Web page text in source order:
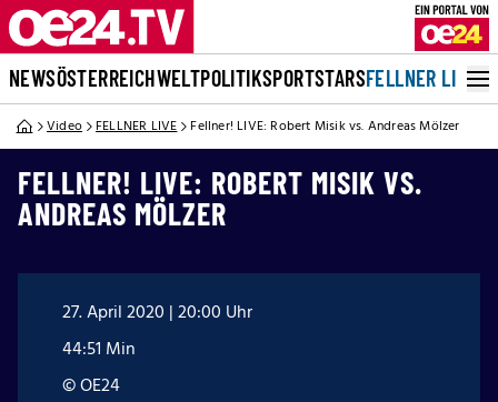
NEWSÖSTERREICHWELTPOLITIKSPORTSTARSFELLNER LIVE
Video FELLNER LIVE Fellner! LIVE: Robert Misik vs. Andreas Mölzer
FELLNER! LIVE: ROBERT MISIK VS.
ANDREAS MÖLZER
27. April 2020 | 20:00 Uhr
44:51 Min
© OE24